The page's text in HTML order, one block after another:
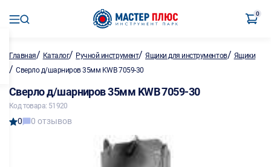
0
Главная/ Каталог/ Ручной инструмент/Ящики для инструментов/ Ящики
/ Сверло д/шарниров 35мм KWB 7059-30
Сверло д/шарниров 35мм KWB 7059-30
Код товара: 51920
0 0 отзывов